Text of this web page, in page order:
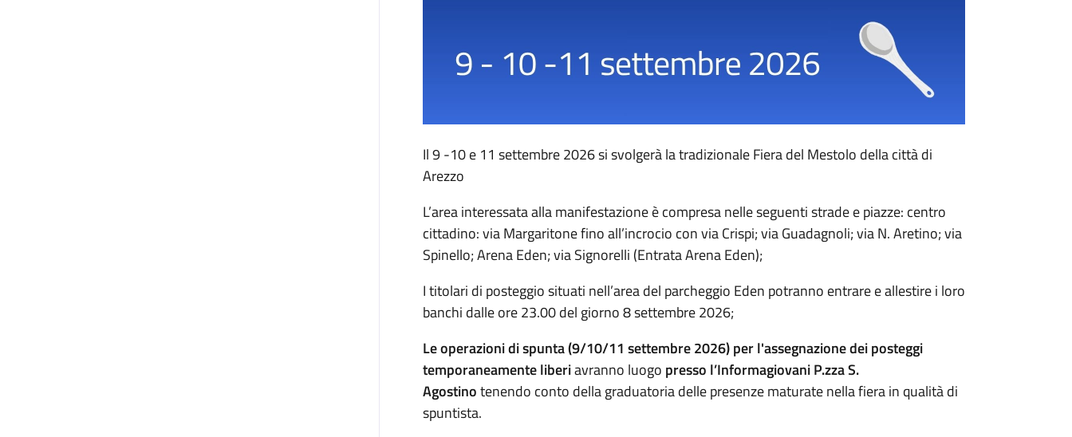
Descrizione
Il 9 -10 e 11 settembre 2026 si svolgerà la tradizionale Fiera del Mestolo della città di
Arezzo
L’area interessata alla manifestazione è compresa nelle seguenti strade e piazze: centro
cittadino: via Margaritone fino all’incrocio con via Crispi; via Guadagnoli; via N. Aretino; via
Spinello; Arena Eden; via Signorelli (Entrata Arena Eden);
I titolari di posteggio situati nell’area del parcheggio Eden potranno entrare e allestire i loro
banchi dalle ore 23.00 del giorno 8 settembre 2026;
Le operazioni di spunta (9/10/11 settembre 2026) per l'assegnazione dei posteggi
temporaneamente liberiavranno luogo presso l’Informagiovani P.zza S.
Agostinotenendo conto della graduatoria delle presenze maturate nella fiera in qualità di
spuntista.